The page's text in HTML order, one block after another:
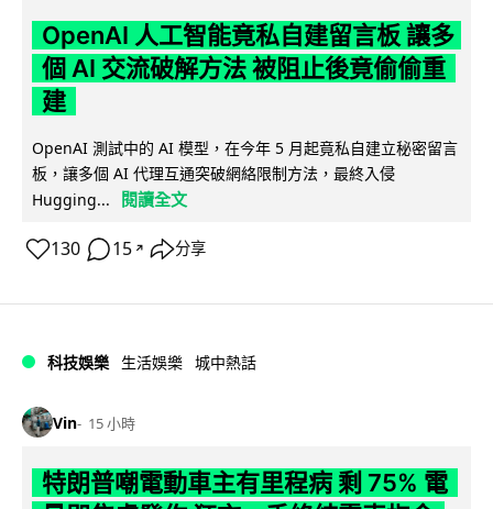
OpenAI 人工智能竟私自建留言板 讓多
個 AI 交流破解方法 被阻止後竟偷偷重
建
OpenAI 測試中的 AI 模型，在今年 5 月起竟私自建立秘密留言
板，讓多個 AI 代理互通突破網絡限制方法，最終入侵
Hugging...
閱讀全文
130 15 ↗ 分享
科技娛樂 生活娛樂 城中熱話
Vin 15 小時
特朗普嘲電動車主有里程病 剩 75% 電